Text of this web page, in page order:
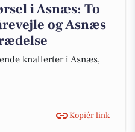
i Asnæs: To
og Asnæs
knallerter i Asnæs,
Kopiér link